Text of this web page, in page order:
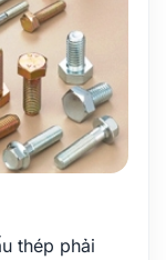
thép phải